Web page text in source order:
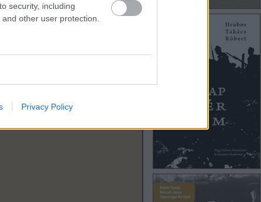
security, including
other user protection.
Privacy Policy